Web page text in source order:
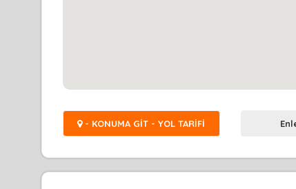
- KONUMA GİT - YOL TARİFİ